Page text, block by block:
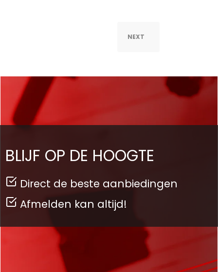
NEXT
BLIJF OP DE HOOGTE
Direct de beste aanbiedingen
Afmelden kan altijd!